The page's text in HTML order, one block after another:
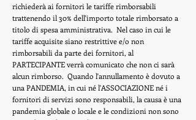
richiederà ai fornitori le tariffe rimborsabili
trattenendo il 30% dell'importo totale rimborsato a
titolo di spesa amministrativa. Nel caso in cui le
tariffe acquisite siano restrittive e/o non
rimborsabili da parte dei fornitori, al
PARTECIPANTE verrà comunicato che non ci sarà
alcun rimborso. Quando l'annullamento è dovuto a
una PANDEMIA, in cui né l'ASSOCIAZIONE né i
fornitori di servizi sono responsabili, la causa è una
pandemia globale o locale e le condizioni non sono